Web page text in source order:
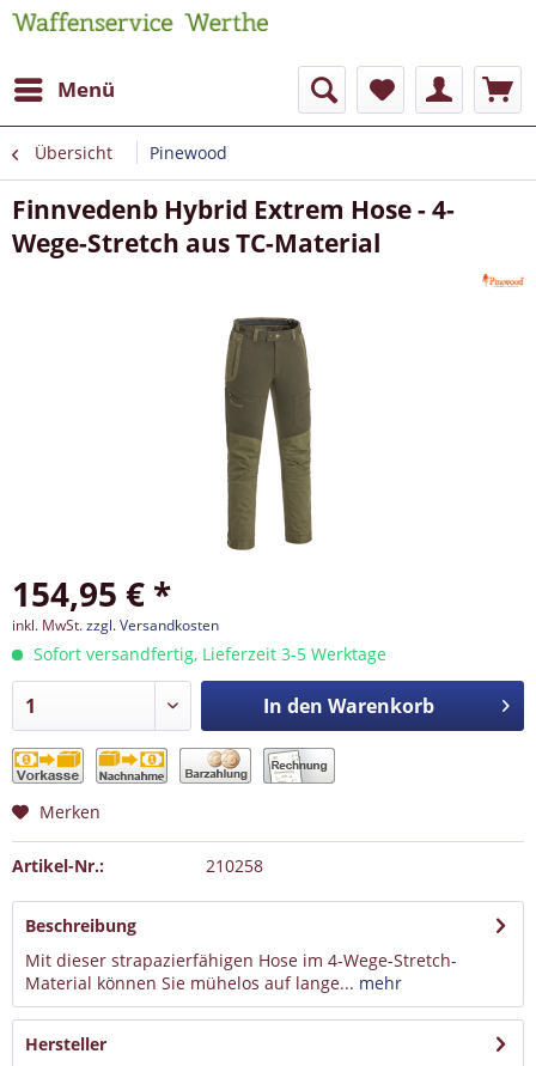
Menü
Übersicht Pinewood
Finnvedenb Hybrid Extrem Hose - 4-
Wege-Stretch aus TC-Material
154,95 € *
inkl. MwSt.zzgl. Versandkosten
Sofort versandfertig, Lieferzeit 3-5 Werktage
In den Warenkorb
Merken
Artikel-Nr.: 210258
Beschreibung
Mit dieser strapazierfähigen Hose im 4-Wege-Stretch-
Material können Sie mühelos auf lange... mehr
Hersteller